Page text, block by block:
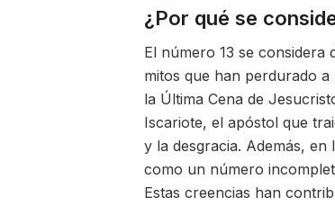
¿Por qué se
El número 13 se considera
mitos que han perdurado
la Última Cena de
Iscariote, el apóstol que
y la desgracia. Además,
como un número
Estas creencias han